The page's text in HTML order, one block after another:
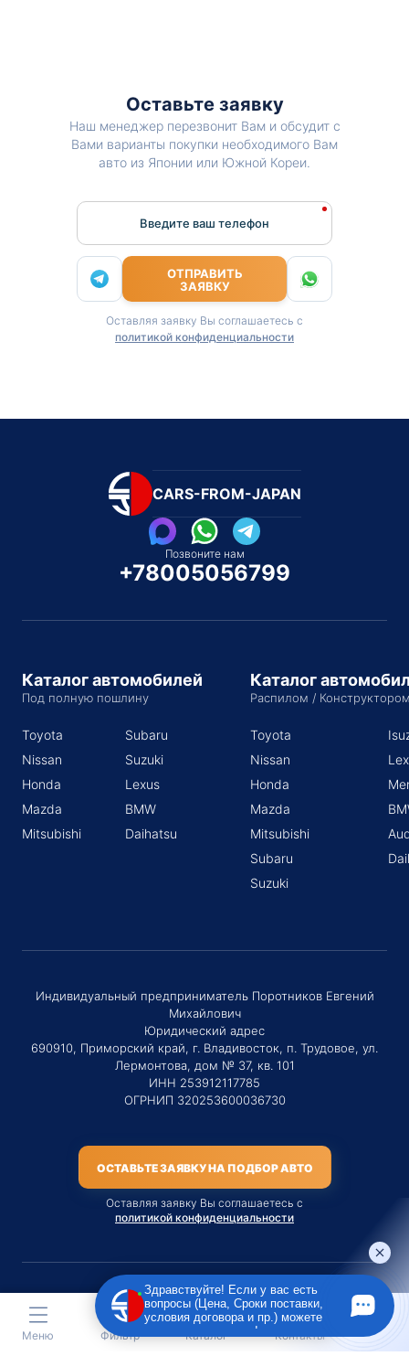
Оставьте заявку
Наш менеджер перезвонит Вам и обсудит с
Вами варианты покупки необходимого Вам
авто из Японии или Южной Кореи.
Введите ваш телефон
ОТПРАВИТЬ
ЗАЯВКУ
Оставляя заявку Вы соглашаетесь с
политикой конфиденциальности
CARS-FROM-JAPAN
Позвоните нам
+78005056799
Каталог автомобилей
Под полную пошлину
Toyota
Nissan
Honda
Mazda
Mitsubishi
Subaru
Suzuki
Lexus
BMW
Daihatsu
Каталог
Распилом /
Toyota
Nissan
Honda
Mazda
Mitsubishi
Subaru
Suzuki
Индивидуальный предприниматель Поротников Евгений
Михайлович
Юридический адрес
690910, Приморский край, г. Владивосток, п. Трудовое, ул.
Лермонтова, дом № 37, кв. 101
ИНН 253912117785
ОГРНИП 320253600036730
ОСТАВЬТЕ ЗАЯВКУ НА ПОДБОР АВТО
Оставляя заявку Вы соглашаетесь с
политикой конфиденциальности
Материалы данного сайта являются публичной офертой
только на услугу сопровождения Агентом приобретения
транспортного средства Клиентом.
Меню Фильтр Каталог Контакты
Здравствуйте! Если у вас есть
вопросы (Цена, Сроки поставки,
условия договора и пр.) можете
задать их мне в чат!